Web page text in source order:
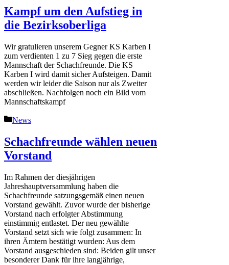
Kampf um den Aufstieg in
die Bezirksoberliga
Wir gratulieren unserem Gegner KS Karben I
zum verdienten 1 zu 7 Sieg gegen die erste
Mannschaft der Schachfreunde. Die KS
Karben I wird damit sicher Aufsteigen. Damit
werden wir leider die Saison nur als Zweiter
abschließen. Nachfolgen noch ein Bild vom
Mannschaftskampf
Kategorien
News
Schachfreunde wählen neuen
Vorstand
Im Rahmen der diesjährigen
Jahreshauptversammlung haben die
Schachfreunde satzungsgemäß einen neuen
Vorstand gewählt. Zuvor wurde der bisherige
Vorstand nach erfolgter Abstimmung
einstimmig entlastet. Der neu gewählte
Vorstand setzt sich wie folgt zusammen: In
ihren Ämtern bestätigt wurden: Aus dem
Vorstand ausgeschieden sind: Beiden gilt unser
besonderer Dank für ihre langjährige,